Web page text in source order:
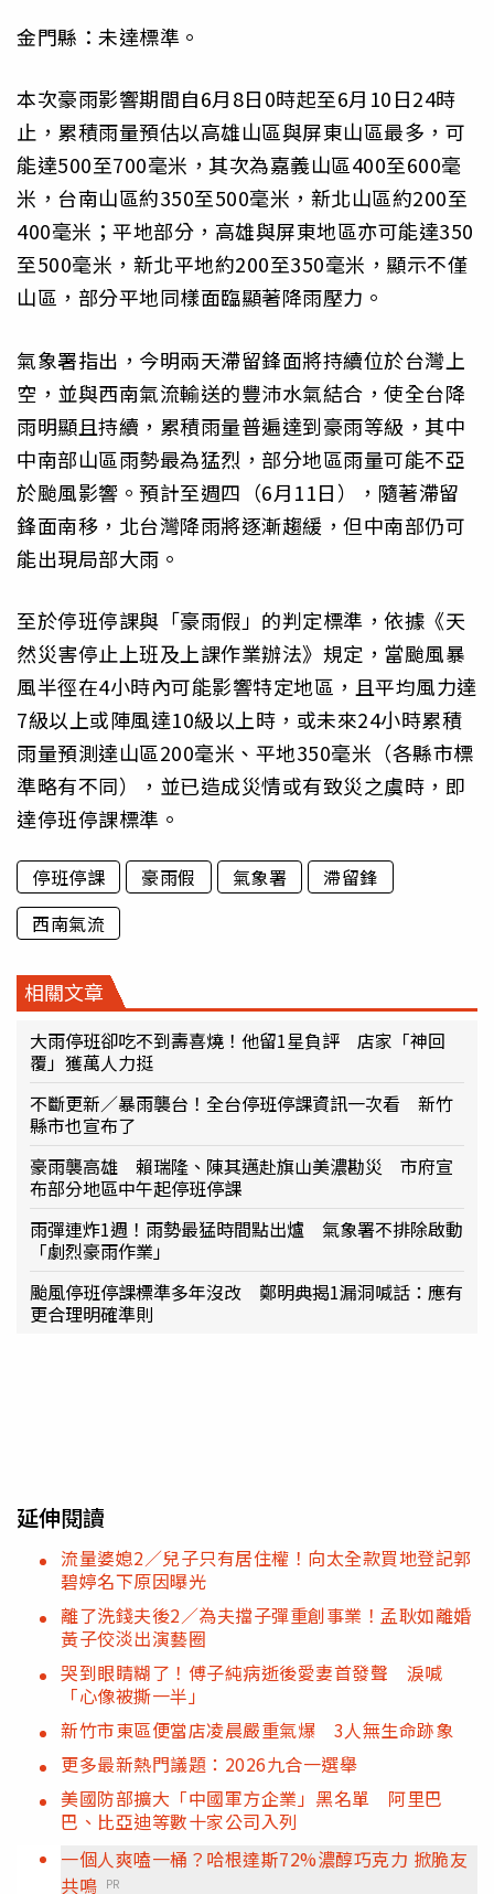
金門縣：未達標準。
本次豪雨影響期間自6月8日0時起至6月10日24時
止，累積雨量預估以高雄山區與屏東山區最多，可
能達500至700毫米，其次為嘉義山區400至600毫
米，台南山區約350至500毫米，新北山區約200至
400毫米；平地部分，高雄與屏東地區亦可能達350
至500毫米，新北平地約200至350毫米，顯示不僅
山區，部分平地同樣面臨顯著降雨壓力。
氣象署指出，今明兩天滯留鋒面將持續位於台灣上
空，並與西南氣流輸送的豐沛水氣結合，使全台降
雨明顯且持續，累積雨量普遍達到豪雨等級，其中
中南部山區雨勢最為猛烈，部分地區雨量可能不亞
於颱風影響。預計至週四（6月11日），隨著滯留
鋒面南移，北台灣降雨將逐漸趨緩，但中南部仍可
能出現局部大雨。
至於停班停課與「豪雨假」的判定標準，依據《天
然災害停止上班及上課作業辦法》規定，當颱風暴
風半徑在4小時內可能影響特定地區，且平均風力達
7級以上或陣風達10級以上時，或未來24小時累積
雨量預測達山區200毫米、平地350毫米（各縣市標
準略有不同），並已造成災情或有致災之虞時，即
達停班停課標準。
停班停課 豪雨假 氣象署
滯留鋒
西南氣流
相關文章
大雨停班卻吃不到壽喜燒！他留1星負評 店家「神回
覆」獲萬人力挺
不斷更新／暴雨襲台！全台停班停課資訊一次看 新竹
縣市也宣布了
豪雨襲高雄 賴瑞隆、陳其邁赴旗山美濃勘災 市府宣
布部分地區中午起停班停課
雨彈連炸1週！雨勢最猛時間點出爐 氣象署不排除啟動
「劇烈豪雨作業」
颱風停班停課標準多年沒改 鄭明典揭1漏洞喊話：應有
更合理明確準則
延伸閱讀
流量婆媳2／兒子只有居住權！向太全款買地登記郭
碧婷名下原因曝光
離了洗錢夫後2／為夫擋子彈重創事業！孟耿如離婚
黃子佼淡出演藝圈
哭到眼睛糊了！傅子純病逝後愛妻首發聲 淚喊
「心像被撕一半」
新竹市東區便當店凌晨嚴重氣爆 3人無生命跡象
更多最新熱門議題：2026九合一選舉
美國防部擴大「中國軍方企業」黑名單 阿里巴
巴、比亞迪等數十家公司入列
一個人爽嗑一桶？哈根達斯72%濃醇巧克力 掀脆友
共鳴 PR